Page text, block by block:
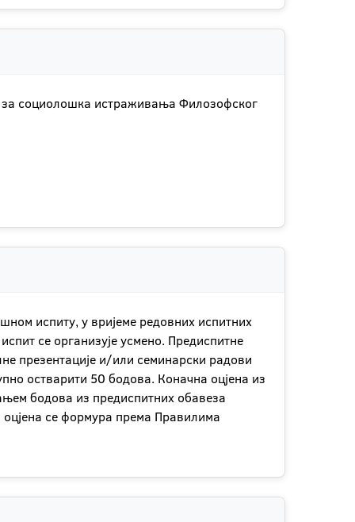
за социолошка истраживања Филозофског
испиту, у вријеме редовних испитних
се организује усмено. Предиспитне
презентације и/или семинарски радови
остварити 50 бодова. Коначна оцјена из
бодова из предиспитних обавеза
се формура према Правилима